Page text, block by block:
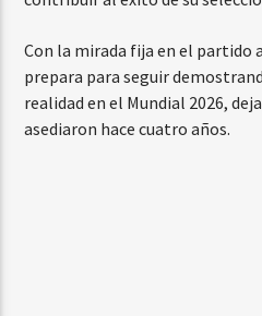
Con la mirada fija en el partido
prepara para seguir
realidad en el Mundial 2026,
asediaron hace cuatro años.